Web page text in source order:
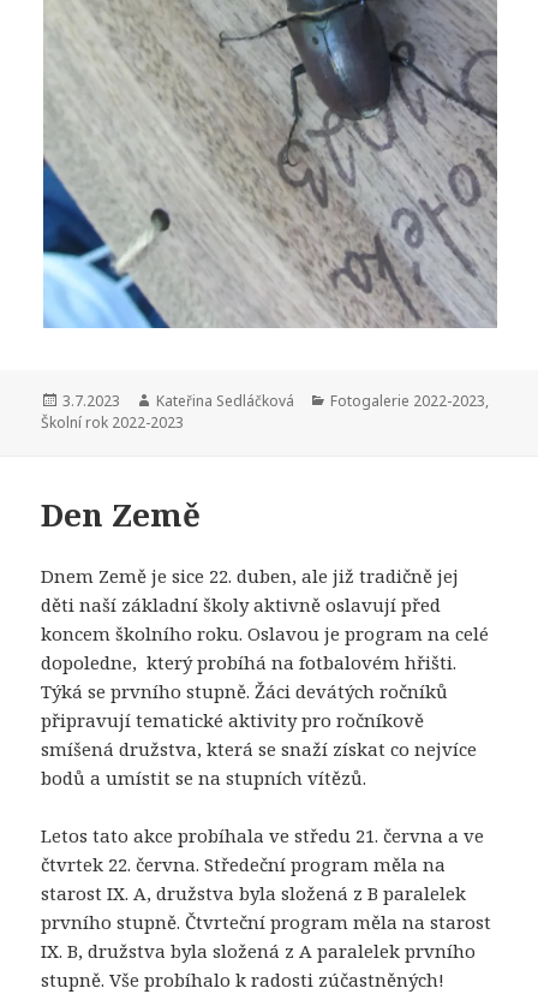
Publikováno:
3.7.2023 Autor:
Kateřina Sedláčková Rubriky:
Fotogalerie 2022-2023,
Školní rok 2022-2023
Den Země
Dnem Země je sice 22. duben, ale již tradičně jej
děti naší základní školy aktivně oslavují před
koncem školního roku. Oslavou je program na celé
dopoledne, který probíhá na fotbalovém hřišti.
Týká se prvního stupně. Žáci devátých ročníků
připravují tematické aktivity pro ročníkově
smíšená družstva, která se snaží získat co nejvíce
bodů a umístit se na stupních vítězů.
Letos tato akce probíhala ve středu 21. června a ve
čtvrtek 22. června. Středeční program měla na
starost IX. A, družstva byla složená z B paralelek
prvního stupně. Čtvrteční program měla na starost
IX. B, družstva byla složená z A paralelek prvního
stupně. Vše probíhalo k radosti zúčastněných!